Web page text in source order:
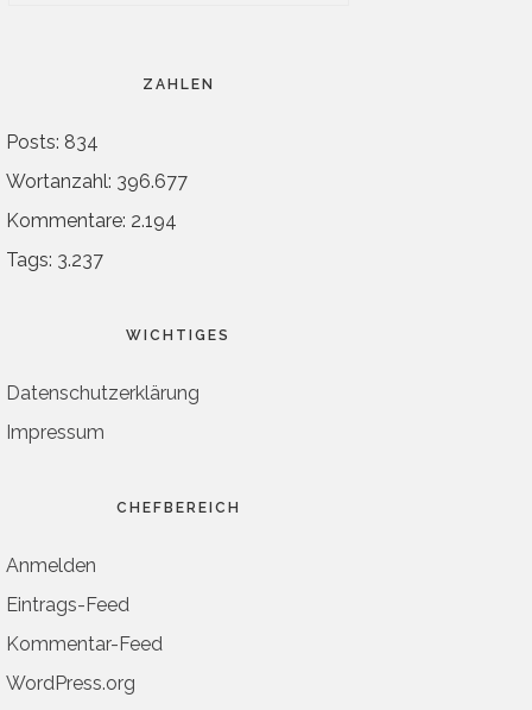
ZAHLEN
Posts: 834
Wortanzahl: 396.677
Kommentare: 2.194
Tags: 3.237
WICHTIGES
Datenschutzerklärung
Impressum
CHEFBEREICH
Anmelden
Eintrags-Feed
Kommentar-Feed
WordPress.org